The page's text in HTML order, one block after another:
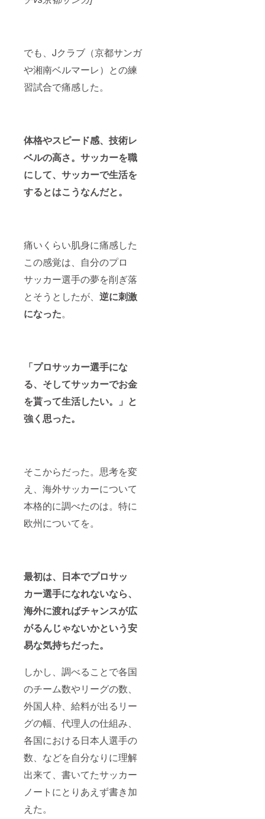
でも、Jクラブ（京都サンガ
や湘南ベルマーレ）との練
習試合で痛感した。
体格やスピード感、技術レ
ベルの高さ。サッカーを職
にして、サッカーで生活を
するとはこうなんだと。
痛いくらい肌身に痛感した
この感覚は、自分のプロ
サッカー選手の夢を削ぎ落
とそうとしたが、 逆に刺激
になった。
「プロサッカー選手にな
る、 そしてサッカーでお金
を貰って生活したい。」と
強く思った。
そこからだった。思考を変
え、海外サッカーについて
本格的に調べたのは。特に
欧州についてを。
最初は、日本でプロサッ
カー選手になれないなら、
海外に渡ればチャンスが広
がるんじゃないかという安
易な気持ちだった。
しかし、調べることで各国
のチーム数やリーグの数、
外国人枠、給料が出るリー
グの幅、代理人の仕組み、
各国における日本人選手の
数、などを自分なりに理解
出来て、書いてたサッカー
ノートにとりあえず書き加
えた。